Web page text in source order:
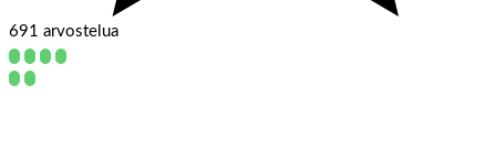
691 arvostelua